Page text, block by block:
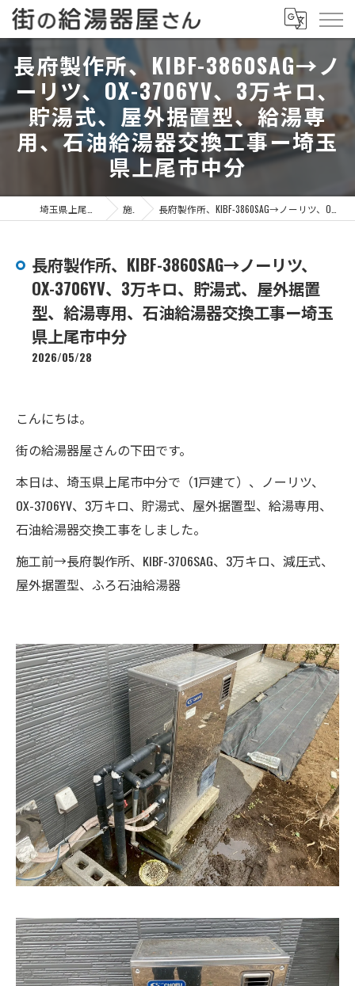
長府製作所、KIBF-3860SAG→ノ
ーリツ、OX-3706YV、3万キロ、
貯湯式、屋外据置型、給湯専
用、石油給湯器交換工事ー埼玉
県上尾市中分
施工事例 長府製作所、KIBF-3860SAG→ノーリツ、OX-3706YV、3万キロ、貯湯式、屋外据置型、給湯専用、石油給湯器交換工事ー埼玉県上尾市中分
長府製作所、KIBF-3860SAG→ノーリツ、
OX-3706YV、3万キロ、貯湯式、屋外据置
型、給湯専用、石油給湯器交換工事ー埼玉
県上尾市中分
2026/05/28
こんにちは。
街の給湯器屋さんの下田です。
本日は、埼玉県上尾市中分で（1戸建て）、ノーリツ、
OX-3706YV、3万キロ、貯湯式、屋外据置型、給湯専用、
石油給湯器交換工事をしました。
施工前→長府製作所、KIBF-3706SAG、3万キロ、減圧式、
屋外据置型、ふろ石油給湯器